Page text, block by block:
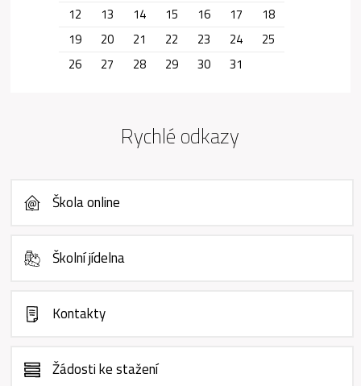
12
13 14 15 16 17
18
19
20 21 22 23 24
25
26
27 28 29 30 31
Rychlé odkazy
Škola online
Školní jídelna
Kontakty
Žádosti ke stažení